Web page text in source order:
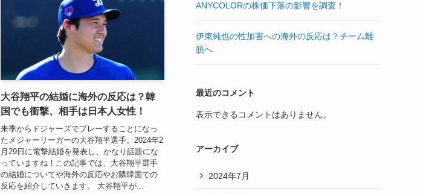
大谷翔平の結婚に海外の反応は？韓
国でも衝撃、相手は日本人女性！
来季からドジャーズでプレーすることになっ
たメジャーリーガーの大谷翔平選手。2024年2
月29日に電撃結婚を発表し、かなり話題にな
っていますね！この記事では、大谷翔平選手
の結婚についてや海外の反応やお隣韓国での
反応を紹介していきます。 大谷翔平が...
ANYCOLORの株価下落の影響を調査！
伊東純也の性加害への海外の反応は？チーム離
脱へ
最近のコメント
表示できるコメントはありません。
アーカイブ
2024年7月